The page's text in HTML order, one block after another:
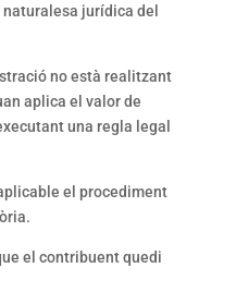
jurídica del
no està realitzant
aplica el valor de
una regla legal
el procediment
el contribuent quedi